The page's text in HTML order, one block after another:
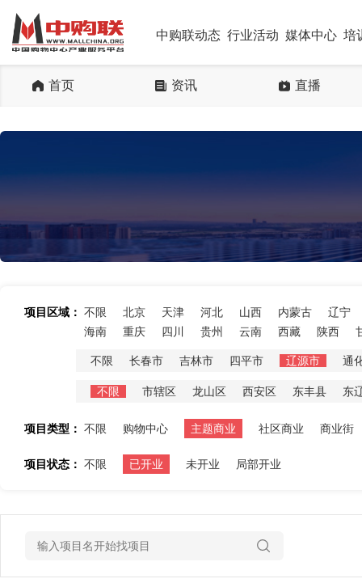
中购联动态 行业活动 媒体中心 培
首页 资讯 直播
项目区域： 不限 北京 天津 河北 山西 内蒙古
辽宁
海南
重庆 四川 贵州 云南 西藏 陕西
不限 长春市 吉林市 四平市 辽源市 通
不限 市辖区 龙山区 西安区 东丰县 东
项目类型： 不限 购物中心 主题商业 社区商业 商业街
项目状态： 不限 已开业 未开业 局部开业